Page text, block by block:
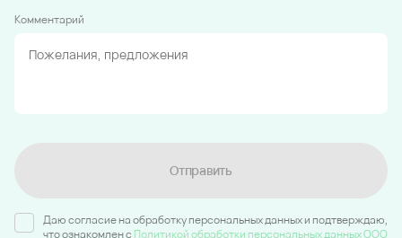
Комментарий
Отправить
Даю согласие на обработку персональных данных и подтверждаю,
что ознакомлен c Политикой обработки персональных данных ООО